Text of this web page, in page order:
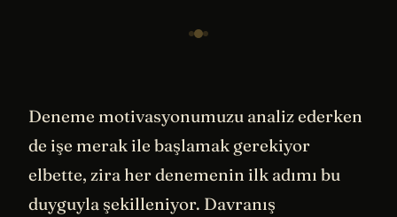
Deneme motivasyonumuzu analiz ederken
de işe merak ile başlamak gerekiyor
elbette, zira her denemenin ilk adımı bu
duyguyla şekilleniyor. Davranış